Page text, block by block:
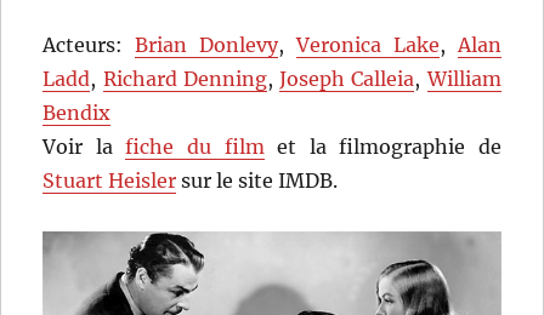
Acteurs:Brian Donlevy,Veronica Lake,Alan
Ladd, Richard Denning,Joseph Calleia,William
Bendix
Voir lafiche du filmet la filmographie de
Stuart Heisler sur le site IMDB.